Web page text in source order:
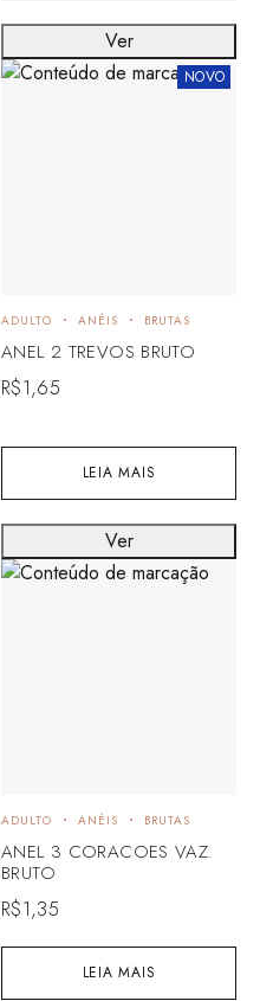
NOVO
LEIA MAIS
ADULTO ANÉIS BRUTAS
ANEL 2 TREVOS BRUTO
R$1,65
Ver
LEIA MAIS
ADULTO ANÉIS BRUTAS
ANEL 3 CORACOES VAZ.
BRUTO
R$1,35
Ver